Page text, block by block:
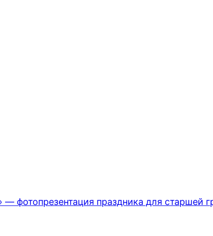
праздника для старшей